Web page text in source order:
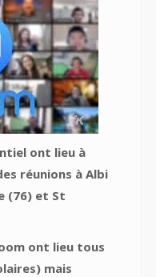
ont lieu à
réunions à Albi
(76) et St
ont lieu tous
mais